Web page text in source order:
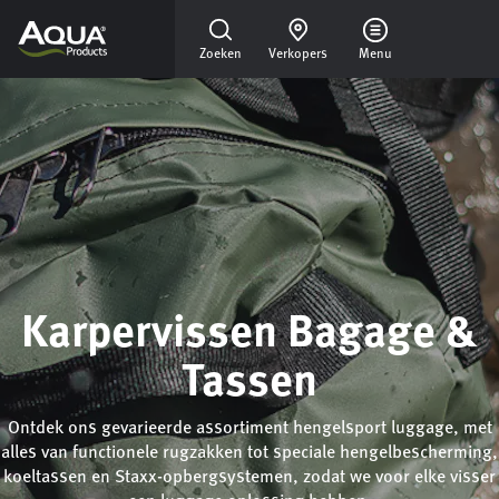
Zoeken Verkopers Menu
Karpervissen Bagage &
Tassen
Ontdek ons gevarieerde assortiment hengelsport luggage, met
alles van functionele rugzakken tot speciale hengelbescherming,
koeltassen en Staxx-opbergsystemen, zodat we voor elke visser